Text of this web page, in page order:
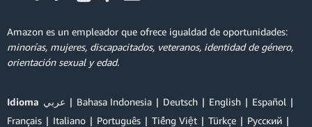
Amazon es un empleador que ofrece igualdad de oportunidades:
minorías, mujeres, discapacitados, veteranos, identidad de género,
orientación sexual y edad.
Idioma عربي Bahasa Indonesia Deutsch English
Español
Français
Italiano Português Tiếng Việt Türkçe Ρусский